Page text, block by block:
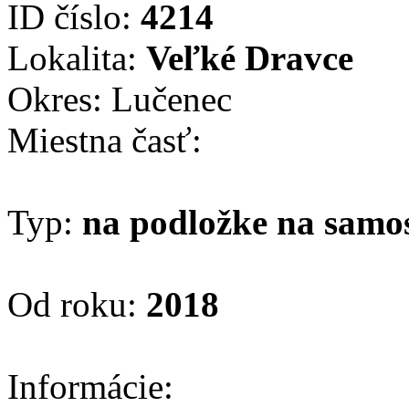
ID číslo: 4214
Lokalita: Veľké Dravce
Okres: Lučenec
Miestna časť:
Typ: na podložke na
Od roku: 2018
Informácie: